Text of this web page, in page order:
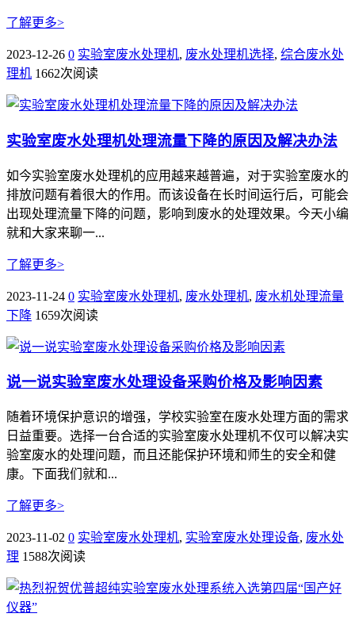
了解更多>
2023-12-26 0 实验室废水处理机, 废水处理机选择, 综合废水处
理机 1662次阅读
实验室废水处理机处理流量下降的原因及解决办法
如今实验室废水处理机的应用越来越普遍，对于实验室废水的
排放问题有着很大的作用。而该设备在长时间运行后，可能会
出现处理流量下降的问题，影响到废水的处理效果。今天小编
就和大家来聊一...
了解更多>
2023-11-24 0 实验室废水处理机, 废水处理机, 废水机处理流量
下降 1659次阅读
说一说实验室废水处理设备采购价格及影响因素
随着环境保护意识的增强，学校实验室在废水处理方面的需求
日益重要。选择一台合适的实验室废水处理机不仅可以解决实
验室废水的处理问题，而且还能保护环境和师生的安全和健
康。下面我们就和...
了解更多>
2023-11-02 0 实验室废水处理机, 实验室废水处理设备, 废水处
理 1588次阅读